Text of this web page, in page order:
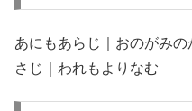
あにもあらじ｜おのがみの
さじ｜われもよりなむ